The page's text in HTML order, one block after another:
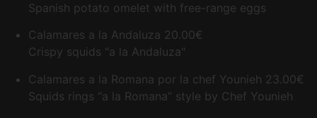
Spanish potato omelet with free-range eggs
Calamares a la Andaluza 20.00€
Crispy squids "a la Andaluza"
Calamares a la Romana por la chef Younieh 23.00€
Squids rings “a la Romana” style by Chef Younieh